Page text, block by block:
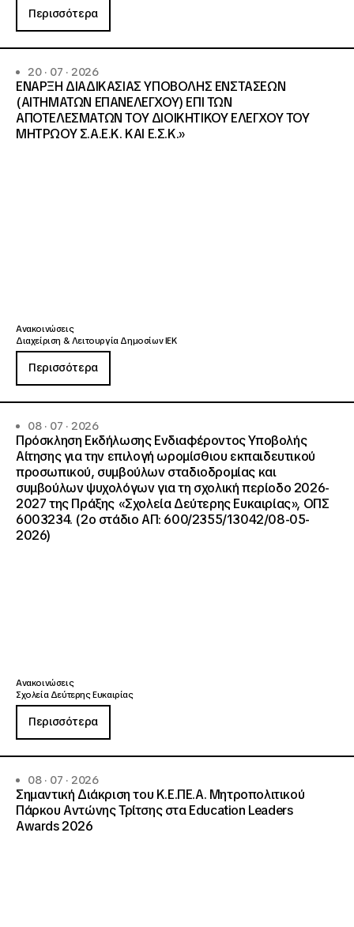
Περισσότερα
20 · 07 · 2026
ΕΝΑΡΞΗ ΔΙΑΔΙΚΑΣΙΑΣ ΥΠΟΒΟΛΗΣ ΕΝΣΤΑΣΕΩΝ
(ΑΙΤΗΜΑΤΩΝ ΕΠΑΝΕΛΕΓΧΟΥ) ΕΠΙ ΤΩΝ
ΑΠΟΤΕΛΕΣΜΑΤΩΝ ΤΟΥ ΔΙΟΙΚΗΤΙΚΟΥ ΕΛΕΓΧΟΥ ΤΟΥ
ΜΗΤΡΩΟΥ Σ.Α.Ε.Κ. ΚΑΙ Ε.Σ.Κ.»
Ανακοινώσεις
Διαχείριση & Λειτουργία Δημοσίων ΙΕΚ
Περισσότερα
08 · 07 · 2026
Πρόσκληση Εκδήλωσης Ενδιαφέροντος Υποβολής
Αίτησης για την επιλογή ωρομίσθιου εκπαιδευτικού
προσωπικού, συμβούλων σταδιοδρομίας και
συμβούλων ψυχολόγων για τη σχολική περίοδο 2026-
2027 της Πράξης «Σχολεία Δεύτερης Ευκαιρίας», ΟΠΣ
6003234. (2ο στάδιο ΑΠ: 600/2355/13042/08-05-
2026)
Ανακοινώσεις
Σχολεία Δεύτερης Ευκαιρίας
Περισσότερα
08 · 07 · 2026
Σημαντική Διάκριση του Κ.Ε.ΠΕ.Α. Μητροπολιτικού
Πάρκου Αντώνης Τρίτσης στα Education Leaders
Awards 2026